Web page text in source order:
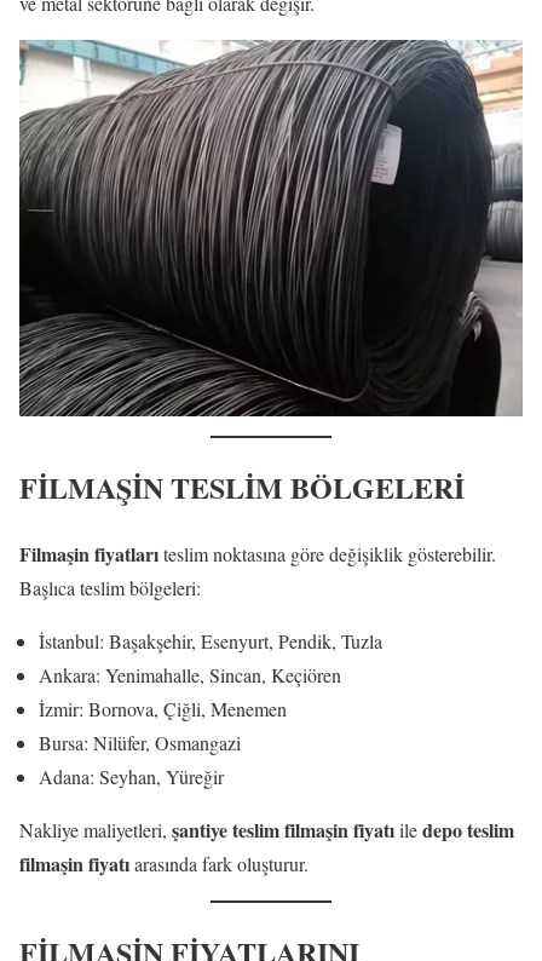
FİLMAŞİN TESLİM BÖLGELERİ
Filmaşin fiyatlarıteslim noktasına göre değişiklik gösterebilir.
Başlıca teslim bölgeleri:
İstanbul: Başakşehir, Esenyurt, Pendik, Tuzla
Ankara: Yenimahalle, Sincan, Keçiören
İzmir: Bornova, Çiğli, Menemen
Bursa: Nilüfer, Osmangazi
Adana: Seyhan, Yüreğir
Nakliye maliyetleri, şantiye teslim filmaşin fiyatıiledepo teslim
filmaşin fiyatıarasında fark oluşturur.
FİLMAŞİN FİYATLARINI